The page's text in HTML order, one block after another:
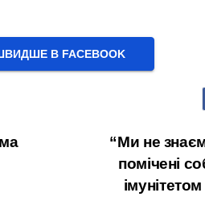
В FACEBOOK
“Ми не
помічені